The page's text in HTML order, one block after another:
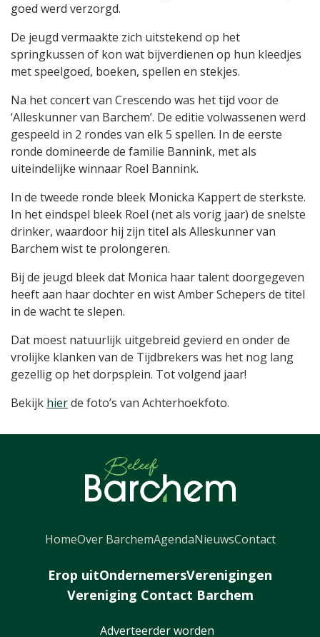
goed werd verzorgd.
De jeugd vermaakte zich uitstekend op het
springkussen of kon wat bijverdienen op hun kleedjes
met speelgoed, boeken, spellen en stekjes.
Na het concert van Crescendo was het tijd voor de
‘Alleskunner van Barchem’. De editie volwassenen werd
gespeeld in 2 rondes van elk 5 spellen. In de eerste
ronde domineerde de familie Bannink, met als
uiteindelijke winnaar Roel Bannink.
In de tweede ronde bleek Monicka Kappert de sterkste.
In het eindspel bleek Roel (net als vorig jaar) de snelste
drinker, waardoor hij zijn titel als Alleskunner van
Barchem wist te prolongeren.
Bij de jeugd bleek dat Monica haar talent doorgegeven
heeft aan haar dochter en wist Amber Schepers de titel
in de wacht te slepen.
Dat moest natuurlijk uitgebreid gevierd en onder de
vrolijke klanken van de Tijdbrekers was het nog lang
gezellig op het dorpsplein. Tot volgend jaar!
Bekijk hierde foto’s van Achterhoekfoto.
HomeOver BarchemAgendaNieuwsContact
Erop uitOndernemersVerenigingen
Vereniging Contact Barchem
Adverteerder worden